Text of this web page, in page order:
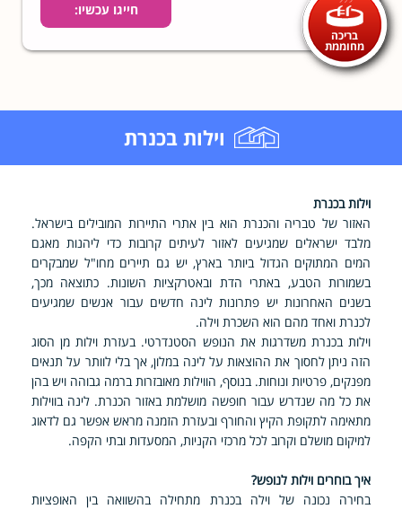
בריכה
מחוממת
חייגו עכשיו:
וילות בכנרת
וילות בכנרת
האזור של טבריה והכנרת הוא בין אתרי התיירות המובילים בישראל.
מלבד ישראלים שמגיעים לאזור לעיתים קרובות כדי ליהנות מאגם
המים המתוקים הגדול ביותר בארץ, יש גם תיירים מחו"ל שמבקרים
בשמורות הטבע, באתרי הדת ובאטרקציות השונות. כתוצאה מכך,
בשנים האחרונות יש פתרונות לינה חדשים עבור אנשים שמגיעים
לכנרת ואחד מהם הוא השכרת וילה.
וילות בכנרת משדרגות את הנופש הסטנדרטי. בעזרת וילות מן הסוג
הזה ניתן לחסוך את ההוצאות על לינה במלון, אך בלי לוותר על תנאים
מפנקים, פרטיות ונוחות. בנוסף, הווילות מאובזרות ברמה גבוהה ויש בהן
את כל מה שנדרש עבור חופשה מושלמת באזור הכנרת. לינה בווילות
מתאימה לתקופת הקיץ והחורף ובעזרת הזמנה מראש אפשר גם לדאוג
למיקום מושלם וקרוב לכל מרכזי הקניות, המסעדות ובתי הקפה.
איך בוחרים וילות לנופש?
בחירה נכונה של וילה בכנרת מתחילה בהשוואה בין האופציות